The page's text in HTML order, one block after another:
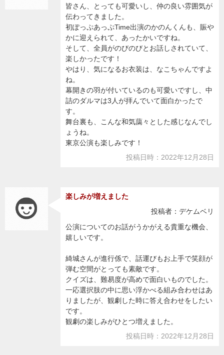
皆さん、とっても可愛いし、仲の良い雰囲気が
伝わってきました。
初ぽっぷあっぷTime出演のかのんくんも、賑や
かに迎えられて、あったかいですね。
そして、全員がのびのびとお話しされていて、
楽しかったです！
やはり、気になるお衣装は、なこちゃんですよ
ね。
幕開きの羽が付いているのも可愛いですし、中
詰のダルマは3人が拝んでいて面白かったで
す。
舞台裏も、こんな和気藹々とした感じなんでし
ょうね。
東京公演も楽しみです！
投稿日時：2022年12月28日
楽しみが増えました
投稿者：デケムベリ
公演についてのお話がうかがえる貴重な機会、
嬉しいです。
綺城さんが進行係で、話運びもお上手で笑顔が
弾む空間がとっても素敵です。
クイズは、難易度が高めで面白いものでした。
一応選択肢の中に思い浮かべる組み合わせはあ
りましたが、観劇した時に答え合わせをしたい
です。
観劇の楽しみがひとつ増えました。
投稿日時：2022年12月28日